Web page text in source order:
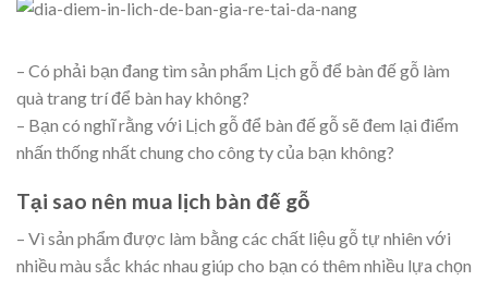
– Có phải bạn đang tìm sản phẩm Lịch gỗ để bàn đế gỗ làm
quà trang trí để bàn hay không?
– Bạn có nghĩ rằng với Lịch gỗ để bàn đế gỗ sẽ đem lại điểm
nhấn thống nhất chung cho công ty của bạn không?
Tại sao nên mua lịch bàn đế gỗ
– Vì sản phẩm được làm bằng các chất liệu gỗ tự nhiên với
nhiều màu sắc khác nhau giúp cho bạn có thêm nhiều lựa chọn